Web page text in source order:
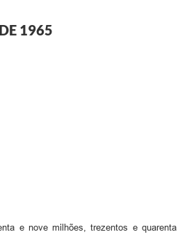
1965
e nove milhões, trezentos e